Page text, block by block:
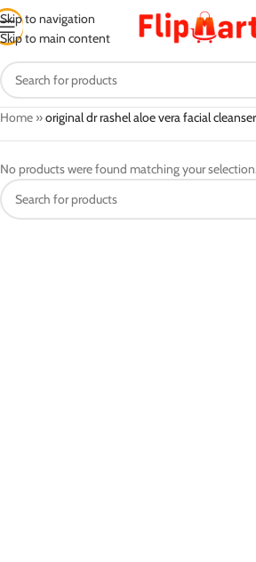
Skip to navigation
Skip to main content
Home »original dr rashel aloe vera facial
No products were found matching your